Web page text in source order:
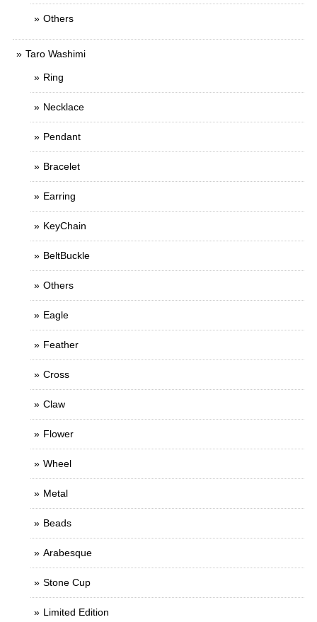
Others
Taro Washimi
Ring
Necklace
Pendant
Bracelet
Earring
KeyChain
BeltBuckle
Others
Eagle
Feather
Cross
Claw
Flower
Wheel
Metal
Beads
Arabesque
Stone Cup
Limited Edition